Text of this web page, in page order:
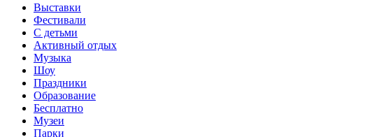
Выставки
Фестивали
С детьми
Активный отдых
Музыка
Шоу
Праздники
Образование
Бесплатно
Музеи
Парки